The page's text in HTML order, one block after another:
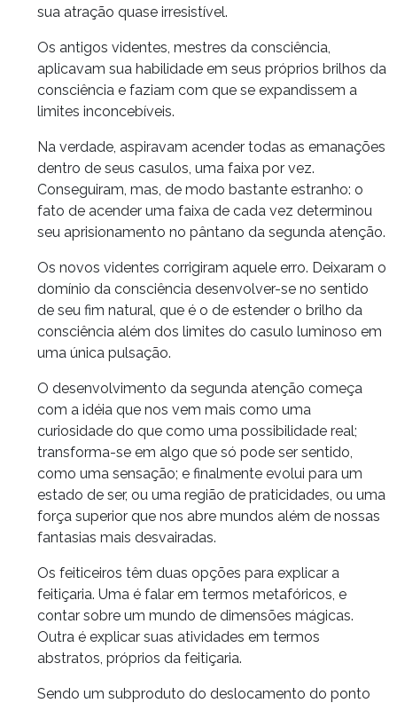
sua atração quase irresistível.
Os antigos videntes, mestres da consciência,
aplicavam sua habilidade em seus próprios brilhos da
consciência e faziam com que se expandissem a
limites inconcebíveis.
Na verdade, aspiravam acender todas as emanações
dentro de seus casulos, uma faixa por vez.
Conseguiram, mas, de modo bastante estranho: o
fato de acender uma faixa de cada vez determinou
seu aprisionamento no pântano da segunda atenção.
Os novos videntes corrigiram aquele erro. Deixaram o
domínio da consciência desenvolver-se no sentido
de seu fim natural, que é o de estender o brilho da
consciência além dos limites do casulo luminoso em
uma única pulsação.
O desenvolvimento da segunda atenção começa
com a idéia que nos vem mais como uma
curiosidade do que como uma possibilidade real;
transforma-se em algo que só pode ser sentido,
como uma sensação; e finalmente evolui para um
estado de ser, ou uma região de praticidades, ou uma
força superior que nos abre mundos além de nossas
fantasias mais desvairadas.
Os feiticeiros têm duas opções para explicar a
feitiçaria. Uma é falar em termos metafóricos, e
contar sobre um mundo de dimensões mágicas.
Outra é explicar suas atividades em termos
abstratos, próprios da feitiçaria.
Sendo um subproduto do deslocamento do ponto